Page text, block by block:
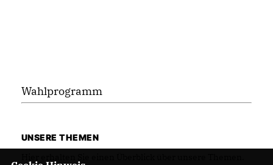
Wahlprogramm
UNSERE THEMEN